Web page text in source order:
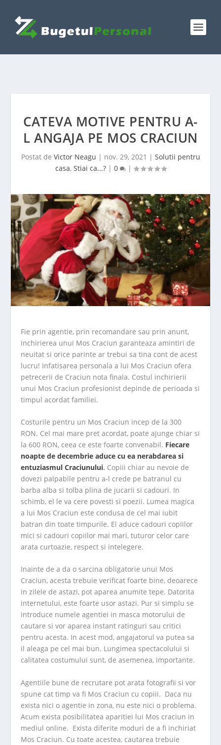
CATEVA MOTIVE PENTRU A-
L ANGAJA PE MOS CRACIUN
Postat de Victor Neagu | nov. 29, 2021 | Solutii pentru
casa, Stiai ca...?| 0 |
Fie prin agentie, prin recomandare sau prin anunt,
inchirierea unui Mos Craciun garanteaza amintiri de
neuitat si orice parinte ar trebui sa tina cont de acest
lucru! Infatisarea personala a lui Mos Craciun ofera
petrecerii de Craciun nota finala. Costul inchirierii
unui Mos Craciun profesionist depinde de perioada si
timpul acordat familiei.
Costurile pentru un Mos Craciun incep de la 300
RON. Cel mai mare pret acordat, poate ajunge chiar si
la 600 RON, ceea ce este foarte convenabil. Fiecare
noapte de decembrie aduce cu ea nerabdarea si
entuziasmul Craciunului. Copiii chiar au nevoie de
dovezi palpabile pentru a-l crede pe batranul cu
barba alba si tolba plina de jucarii si cadouri. In
schimb, el le va cere povesti si poezii. Lumea magica
a lui Mos Craciun este condusa de cel mai iubit
batran din toate timpurile. El aduce cadouri copiilor
mici si cadouri copiilor mai mari, tuturor celor care
arata curtoazie, respect si intelegere.
Inainte de a da o sarcina obligatorie unui Mos
Craciun, acesta trebuie verificat foarte bine, deoarece
in zilele de astazi, pot aparea anumite tepe. Datorita
internetului, este foarte usor astazi. Pur si simplu se
introduce numele agentiei in masca motorului de
cautare si vor aparea instant ratinguri sau critici
pentru acesta. In acest mod, angajatorul va putea sa
il aleaga pe cel mai bun. Lungimea spectacolului si
calitatea costumului sunt, de asemenea, importante.
Agentiile bune de recrutare pot arata fotografii si vor
spune cat timp va fi Mos Craciun cu copiii. Daca nu
exista nici o agentie in zona, nu este nici o problema.
Acum exista posibilitatea aparitiei lui Mos craciun in
mediul online. Exista diferite moduri de a fi inchiriat
Mos Craciun. Cu toate acestea, cautarea trebuie